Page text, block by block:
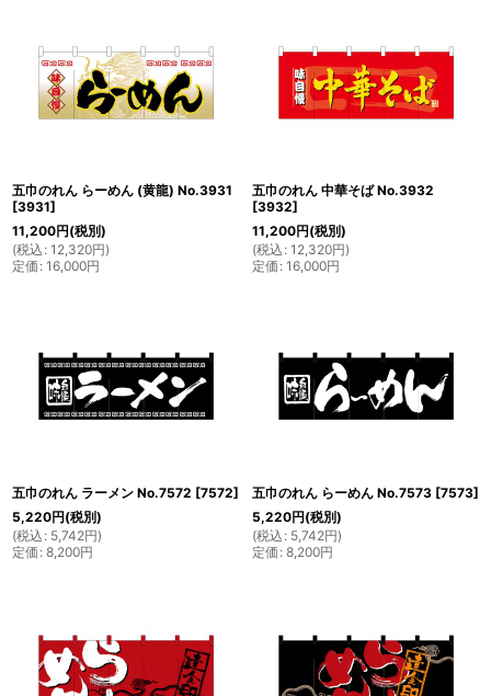
五巾のれん らーめん (黄龍) No.3931
[3931]
11,200円(税別)
(税込 : 12,320円)
定価 : 16,000円
五巾のれん 中華そば No.3932
[3932]
11,200円(税別)
(税込 : 12,320円)
定価 : 16,000円
五巾のれん ラーメン No.7572 [7572]
5,220円(税別)
(税込 : 5,742円)
定価 : 8,200円
五巾のれん らーめん No.7573 [7573]
5,220円(税別)
(税込 : 5,742円)
定価 : 8,200円